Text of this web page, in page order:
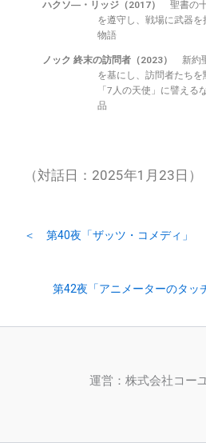
ハクソ―・リッジ（2017）
聖書の
を遵守し、戦場に武器
物語
ノック 終末の訪問者（2023）
新約
を基にし、訪問者たち
「7人の天使」に譬える
品
（対話日：2025年1月23日）
＜ 第40夜「ザッツ・コメディ」
第42夜「アニメーターのタ
運営：株式会社コー